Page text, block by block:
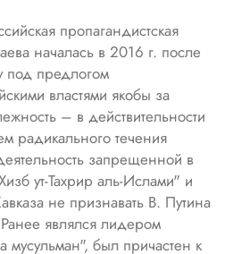
пропагандистская
началась в 2016 г. после
под предлогом
властями якобы за
– в действительности
радикального течения
запрещенной в
ут-Тахрир аль-Ислами" и
не признавать В. Путина
являлся лидером
мусульман", был причастен к